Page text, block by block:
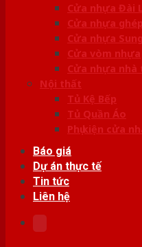
Cửa nhựa Đài
Cửa nhựa
Cửa nhựa
Cửa vòm nhựa
Cửa nhựa nhà
Nội thất
Tủ Kệ Bếp
Tủ Quần Áo
Phụ kiện cửa
Báo giá
Dự án thực tế
Tin tức
Liên hệ